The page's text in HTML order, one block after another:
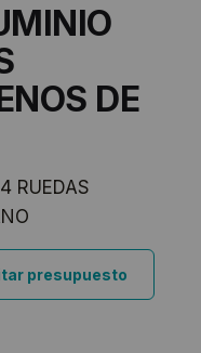
DE
RUEDAS
presupuesto